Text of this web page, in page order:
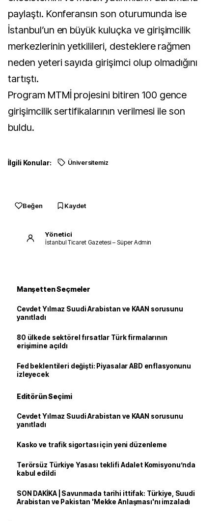
paylaştı. Konferansın son oturumunda ise
İstanbul’un en büyük kuluçka ve girişimcilik
merkezlerinin yetkilileri, desteklere rağmen
neden yeteri sayıda girişimci olup olmadığını
tartıştı.
Program MTMİ projesini bitiren 100 gence
girişimcilik sertifikalarının verilmesi ile son
buldu.
İlgili Konular: Üniversitemiz
Beğen Kaydet
Yönetici
İstanbul Ticaret Gazetesi – Süper Admin
Manşetten Seçmeler
Cevdet Yılmaz Suudi Arabistan ve KAAN sorusunu
yanıtladı
80 ülkede sektörel fırsatlar Türk firmalarının
erişimine açıldı
Fed beklentileri değişti: Piyasalar ABD enflasyonunu
izleyecek
Editörün Seçimi
Cevdet Yılmaz Suudi Arabistan ve KAAN sorusunu
yanıtladı
Kasko ve trafik sigortası için yeni düzenleme
Terörsüz Türkiye Yasası teklifi Adalet Komisyonu’nda
kabul edildi
SON DAKİKA | Savunmada tarihi ittifak: Türkiye, Suudi
Arabistan ve Pakistan 'Mekke Anlaşması'nı imzaladı